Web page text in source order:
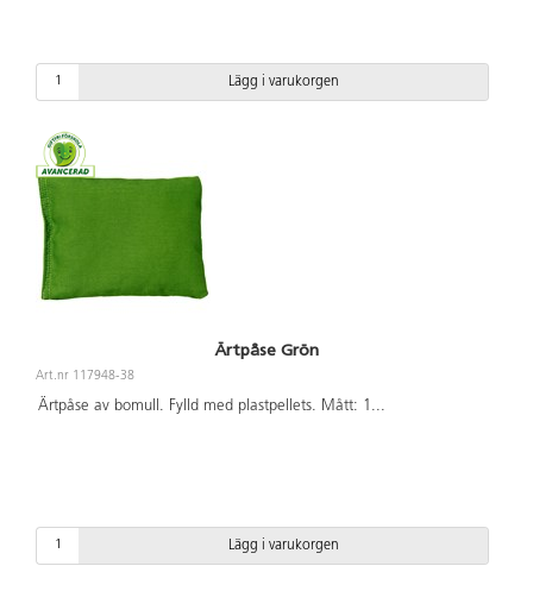
Lägg i varukorgen
Ärtpåse Grön
Art.nr 117948-38
Ärtpåse av bomull. Fylld med plastpellets. Mått: 1 ...
Lägg i varukorgen